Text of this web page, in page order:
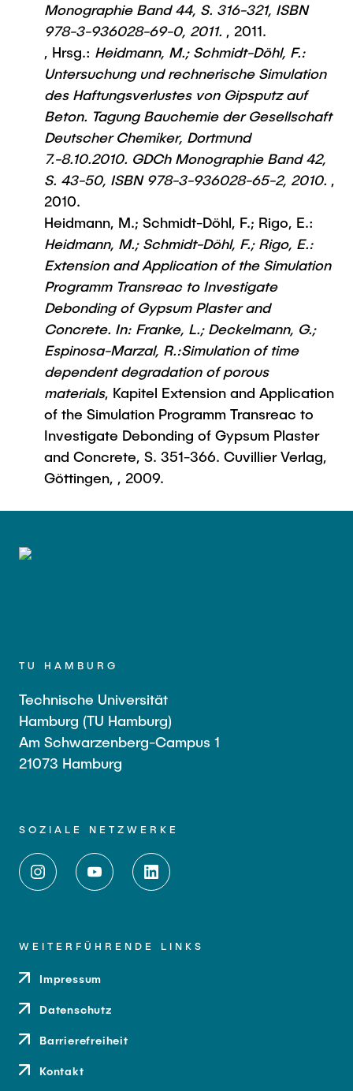
Monographie Band 44, S. 316-321, ISBN
978-3-936028-69-0, 2011. , 2011.
, Hrsg.: Heidmann, M.; Schmidt-Döhl, F.:
Untersuchung und rechnerische Simulation
des Haftungsverlustes von Gipsputz auf
Beton. Tagung Bauchemie der Gesellschaft
Deutscher Chemiker, Dortmund
7.-8.10.2010. GDCh Monographie Band 42,
S. 43-50, ISBN 978-3-936028-65-2, 2010. ,
2010.
Heidmann, M.; Schmidt-Döhl, F.; Rigo, E.:
Heidmann, M.; Schmidt-Döhl, F.; Rigo, E.:
Extension and Application of the Simulation
Programm Transreac to Investigate
Debonding of Gypsum Plaster and
Concrete. In: Franke, L.; Deckelmann, G.;
Espinosa-Marzal, R.:Simulation of time
dependent degradation of porous
materials, Kapitel Extension and Application
of the Simulation Programm Transreac to
Investigate Debonding of Gypsum Plaster
and Concrete, S. 351-366. Cuvillier Verlag,
Göttingen, , 2009.
TU HAMBURG
Technische Universität
Hamburg (TU Hamburg)
Am Schwarzenberg-Campus 1
21073 Hamburg
SOZIALE NETZWERKE
WEITERFÜHRENDE LINKS
Impressum
Datenschutz
Barrierefreiheit
Kontakt